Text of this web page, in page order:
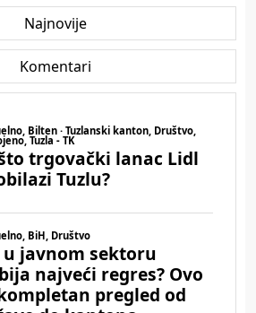
Najnovije
Komentari